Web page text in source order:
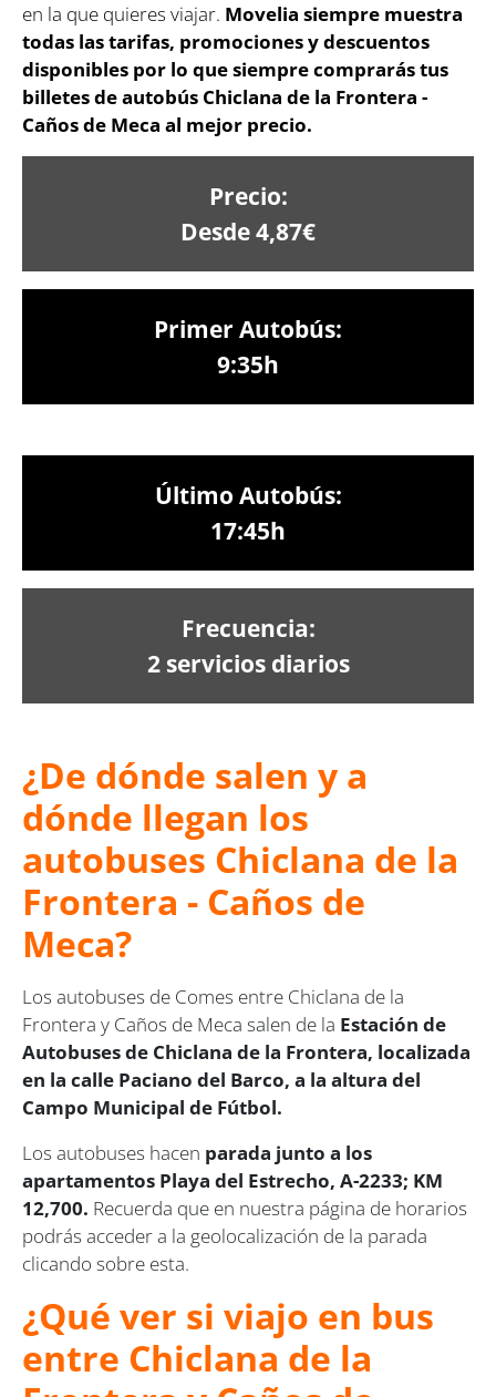
en la que quieres viajar. Movelia siempre muestra
todas las tarifas, promociones y descuentos
disponibles por lo que siempre comprarás tus
billetes de autobús Chiclana de la Frontera -
Caños de Meca al mejor precio.
Precio:
Desde 4,87€
Primer Autobús:
9:35h
Último Autobús:
17:45h
Frecuencia:
2 servicios diarios
¿De dónde salen y a
dónde llegan los
autobuses Chiclana de la
Frontera - Caños de
Meca?
Los autobuses de Comes entre Chiclana de la
Frontera y Caños de Meca salen de la Estación de
Autobuses de Chiclana de la Frontera, localizada
en la calle Paciano del Barco, a la altura del
Campo Municipal de Fútbol.
Los autobuses hacen parada junto a los
apartamentos Playa del Estrecho, A-2233; KM
12,700. Recuerda que en nuestra página de horarios
podrás acceder a la geolocalización de la parada
clicando sobre esta.
¿Qué ver si viajo en bus
entre Chiclana de la